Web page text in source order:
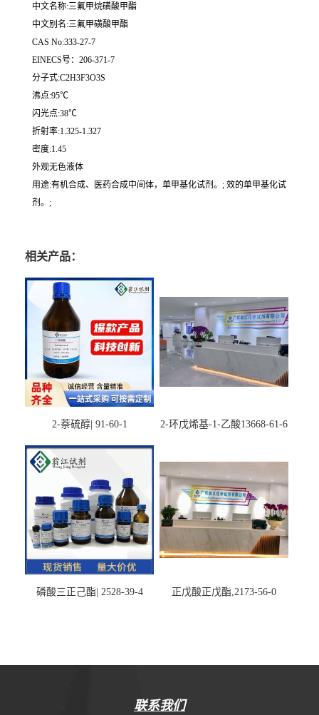
中文名称:三氟甲烷磺酸甲酯
中文别名:三氟甲磺酸甲酯
CAS No:333-27-7
EINECS号：206-371-7
分子式:C2H3F3O3S
沸点:95℃
闪光点:38℃
折射率:1.325-1.327
密度:1.45
外观无色液体
用途:有机合成、医药合成中间体，单甲基化试剂。; 效的单甲基化试
剂。;
相关产品：
2-萘硫醇| 91-60-1 2-环戊烯基-1-乙酸13668-61-6
磷酸三正己酯| 2528-39-4 正戊酸正戊酯,2173-56-0
联系我们